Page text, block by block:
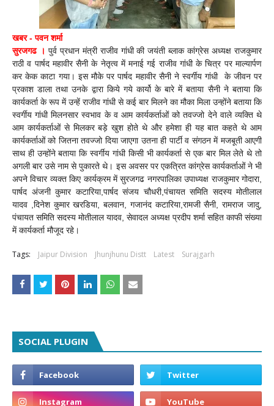
खबर - पवन शर्मा
सुरजगढ । पुर्व प्रधान मंत्री राजीव गांधी की जयंती ब्लाक कांग्रेस अध्यक्ष राजकुमार
राठी व पार्षद महावीर सैनी के नेतृत्व में मनाई गई राजीव गांधी के चित्र पर माल्यार्पण
कर केक काटा गया। इस मौके पर पार्षद महावीर सैनी ने स्वर्गीय गांधी के जीवन पर
प्रकाश डाला तथा उनके द्वारा किये गये कार्यो के बारे में बताया सैनी ने बताया कि
कार्यकर्ता के रूप में उन्हें राजीव गांधी से कई बार मिलने का मौका मिला उन्होंने बताया कि
स्वर्गीय गांधी मिलनसार स्वभाव के व आम कार्यकर्ताओं को तवज्जो देने वाले व्यक्ति थे
आम कार्यकर्ताओं से मिलकर बड़े खुश होते थे और हमेशा ही यह बात कहते थे आम
कार्यकर्ताओं को जितना तवज्जो दिया जाएगा उतना ही पार्टी व संगठन में मजबूती आएगी
साथ ही उन्होंने बताया कि स्वर्गीय गांधी किसी भी कार्यकर्ता से एक बार मिल लेते थे तो
अगली बार उसे नाम से पुकारते थे। इस अवसर पर एकत्रित कांग्रेस कार्यकर्ताओं ने भी
अपने विचार व्यक्त किए कार्यक्रम में सुरजगढ नगरपालिका उपाध्यक्ष राजकुमार गोदारा,
पार्षद अंजनी कुमार कटारिया,पार्षद संजय चौधरी,पंचायत समिति सदस्य मोतीलाल
यादव ,दिनेश कुमार खरडिया, बलवान, गजानंद कटारिया,रामजी सैनी, रामराज जादु,
पंचायत समिति सदस्य मोतीलाल यादव, सेवादल अध्यक्ष प्रदीप शर्मा सहित काफी संख्या
में कार्यकर्ता मौजूद रहे।
Tags: Jaipur Division Jhunjhunu Distt Latest Surajgarh
SOCIAL PLUGIN